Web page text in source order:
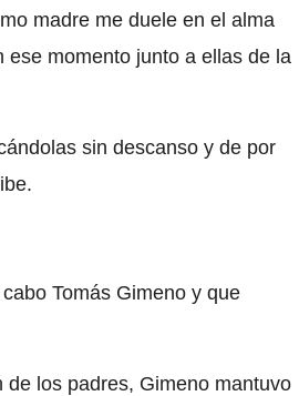
madre me duele en el alma
ese momento junto a ellas de la
sin descanso y de por
Tomás Gimeno y que
los padres, Gimeno mantuvo